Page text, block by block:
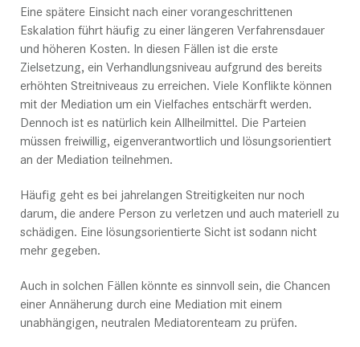
Eine spätere Einsicht nach einer vorangeschrittenen
Eskalation führt häufig zu einer längeren Verfahrensdauer
und höheren Kosten. In diesen Fällen ist die erste
Zielsetzung, ein Verhandlungsniveau aufgrund des bereits
erhöhten Streitniveaus zu erreichen. Viele Konflikte können
mit der Mediation um ein Vielfaches entschärft werden.
Dennoch ist es natürlich kein Allheilmittel. Die Parteien
müssen freiwillig, eigenverantwortlich und lösungsorientiert
an der Mediation teilnehmen.
Häufig geht es bei jahrelangen Streitigkeiten nur noch
darum, die andere Person zu verletzen und auch materiell zu
schädigen. Eine lösungsorientierte Sicht ist sodann nicht
mehr gegeben.
Auch in solchen Fällen könnte es sinnvoll sein, die Chancen
einer Annäherung durch eine Mediation mit einem
unabhängigen, neutralen Mediatorenteam zu prüfen.